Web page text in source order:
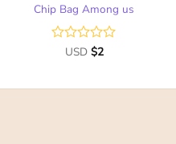
Chip Bag Among us
Valorado
de
USD $2